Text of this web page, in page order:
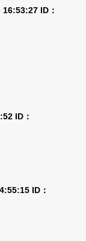
16:53:27 ID：
ID：
ID：